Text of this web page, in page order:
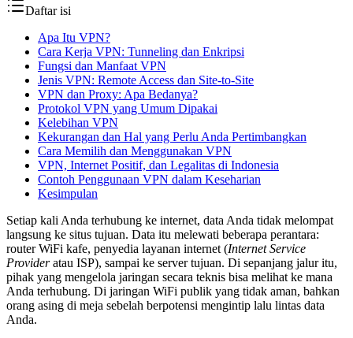
Daftar isi
Apa Itu VPN?
Cara Kerja VPN: Tunneling dan Enkripsi
Fungsi dan Manfaat VPN
Jenis VPN: Remote Access dan Site-to-Site
VPN dan Proxy: Apa Bedanya?
Protokol VPN yang Umum Dipakai
Kelebihan VPN
Kekurangan dan Hal yang Perlu Anda Pertimbangkan
Cara Memilih dan Menggunakan VPN
VPN, Internet Positif, dan Legalitas di Indonesia
Contoh Penggunaan VPN dalam Keseharian
Kesimpulan
Setiap kali Anda terhubung ke internet, data Anda tidak melompat
langsung ke situs tujuan. Data itu melewati beberapa perantara:
router WiFi kafe, penyedia layanan internet (Internet Service
Provideratau ISP), sampai ke server tujuan. Di sepanjang jalur itu,
pihak yang mengelola jaringan secara teknis bisa melihat ke mana
Anda terhubung. Di jaringan WiFi publik yang tidak aman, bahkan
orang asing di meja sebelah berpotensi mengintip lalu lintas data
Anda.